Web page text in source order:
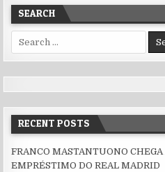
SEARCH
Search for:
RECENT POSTS
FRANCO MASTANTUONO
EMPRÉSTIMO DO REAL MADRID